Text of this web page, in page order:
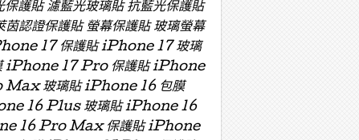
貼 濾藍光玻璃貼 抗藍光保護貼
認證保護貼 螢幕保護貼 玻璃螢幕
17 保護貼 iPhone 17 玻璃
iPhone 17 Pro 保護貼 iPhone
玻璃貼 iPhone 16 包膜
16 Plus 玻璃貼 iPhone 16
16 Pro Max 保護貼 iPhone